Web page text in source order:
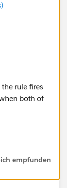
rule fires
both of
empfunden